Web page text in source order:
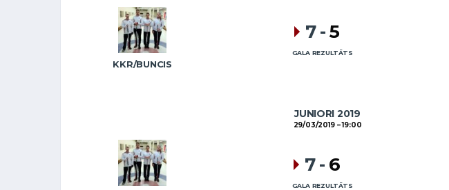
KKR/BUNCIS
7-5
GALA REZULTĀTS
JUNIORI 2019
29/03/2019 19:00
7- 6
GALA REZULTĀTS